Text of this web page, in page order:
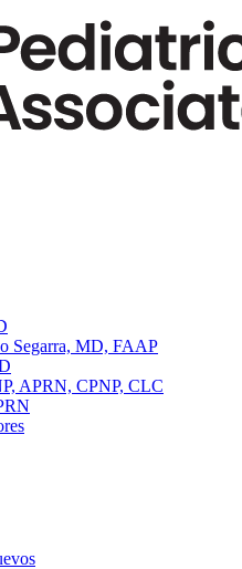
Segarra, MD, FAAP
APRN, CPNP, CLC